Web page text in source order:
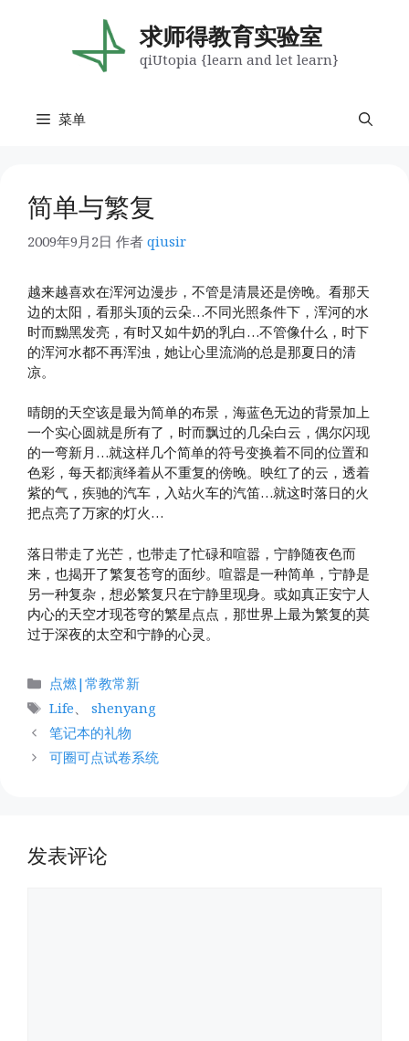
求师得教育实验室
qiUtopia {learn and let learn}
菜单
简单与繁复
2009年9月2日 作者 qiusir
越来越喜欢在浑河边漫步，不管是清晨还是傍晚。看那天
边的太阳，看那头顶的云朵…不同光照条件下，浑河的水
时而黝黑发亮，有时又如牛奶的乳白…不管像什么，时下
的浑河水都不再浑浊，她让心里流淌的总是那夏日的清
凉。
晴朗的天空该是最为简单的布景，海蓝色无边的背景加上
一个实心圆就是所有了，时而飘过的几朵白云，偶尔闪现
的一弯新月…就这样几个简单的符号变换着不同的位置和
色彩，每天都演绎着从不重复的傍晚。映红了的云，透着
紫的气，疾驰的汽车，入站火车的汽笛…就这时落日的火
把点亮了万家的灯火…
落日带走了光芒，也带走了忙碌和喧嚣，宁静随夜色而
来，也揭开了繁复苍穹的面纱。喧嚣是一种简单，宁静是
另一种复杂，想必繁复只在宁静里现身。或如真正安宁人
内心的天空才现苍穹的繁星点点，那世界上最为繁复的莫
过于深夜的太空和宁静的心灵。
分
类
点燃|常教常新
标
签
Life
shenyang
笔记本的礼物
可圈可点试卷系统
发表评论